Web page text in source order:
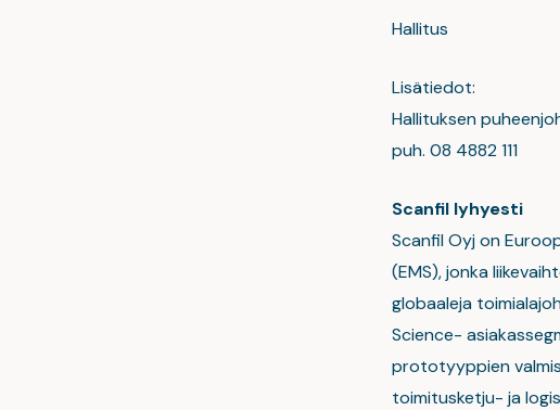
Hallitus
Lisätiedot:
Hallituksen
puh. 08 4882 111
Scanfil lyhyesti
Scanfil Oyj on
(EMS), jonka
globaaleja
Science-
prototyyppien
toimitusketju- ja